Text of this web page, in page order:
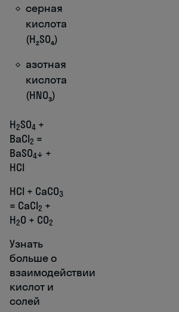
серная
кислота
(H₂SO₄)
азотная
кислота
(HNO₃)
H2SO4 +
BaCl2 =
BaSO4↓ +
HCl
HCl + CaCO3
= CaCl2 +
H2O + CO2
Узнать
больше о
взаимодействии
кислот и
солей